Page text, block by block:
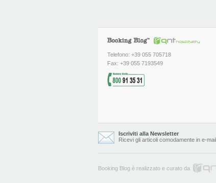
Telefono: +39 055 705718
Fax: +39 055 7193549
Iscriviti alla Newsletter
Ricevi gli articoli comodamente in e-mail
Booking Blog è realizzato e curato da